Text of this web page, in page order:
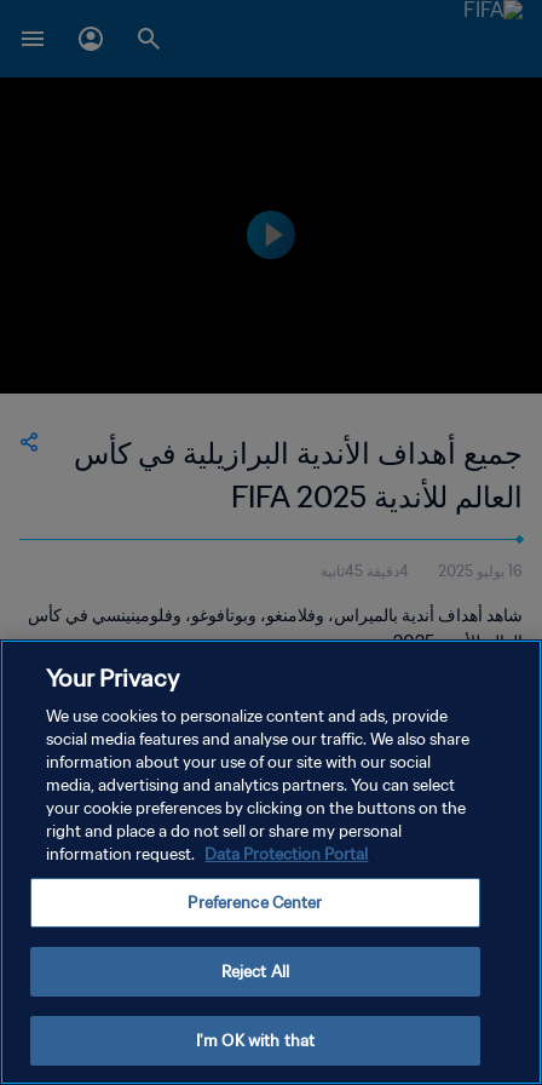
جميع أهداف الأندية البرازيلية في كأس
العالم للأندية FIFA 2025
16 يوليو 2025 4دقيقة 45ثانية
شاهد أهداف أندية بالميراس، وفلامنغو، وبوتافوغو، وفلومينينسي في كأس
العالم للأندية 2025.
سياسة الخصوصية
إدارة تفضيلات ملفات تعريف الارتباط
Your Privacy
We use cookies to personalize content and ads, provide
social media features and analyse our traffic. We also share
information about your use of our site with our social
media, advertising and analytics partners. You can select
your cookie preferences by clicking on the buttons on the
right and place a do not sell or share my personal
information request. Data Protection Portal
Preference Center
Reject All
I'm OK with that